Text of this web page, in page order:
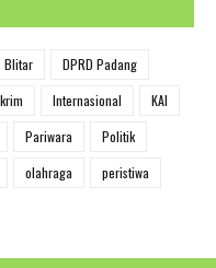
Blitar
DPRD Padang
Internasional
KAI
Pariwara
Politik
olahraga
peristiwa